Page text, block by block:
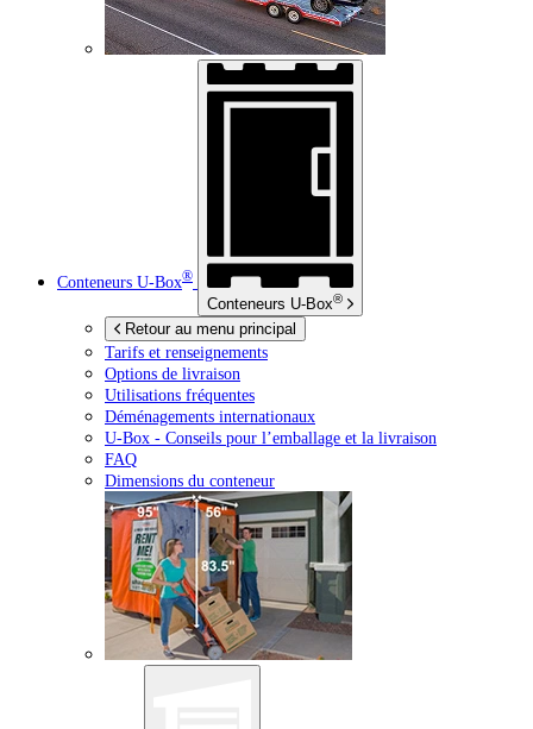
Conteneurs U-Box®
Conteneurs U-Box®
Retour au menu principal
Tarifs et renseignements
Options de livraison
Utilisations fréquentes
Déménagements internationaux
U-Box - Conseils pour l’emballage et la livraison
FAQ
Dimensions du conteneur